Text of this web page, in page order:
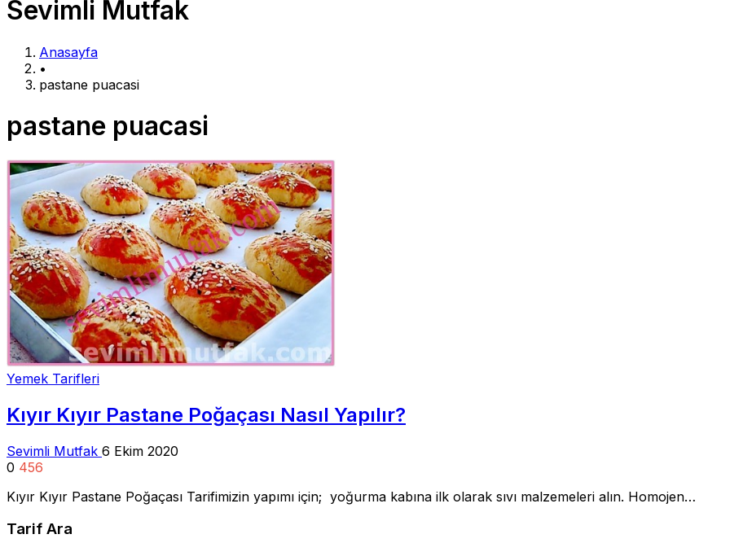
Sevimli Mutfak
Anasayfa
•
pastane puacasi
pastane puacasi
Yemek Tarifleri
Kıyır Kıyır Pastane Poğaçası Nasıl Yapılır?
Sevimli Mutfak 6 Ekim 2020
0 456
Kıyır Kıyır Pastane Poğaçası Tarifimizin yapımı için; yoğurma kabına ilk olarak sıvı malzemeleri alın. Homojen…
Tarif Ara